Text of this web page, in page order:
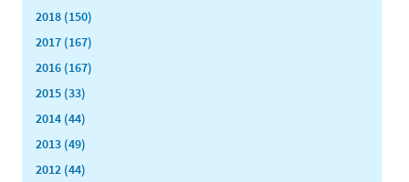
2018 (150)
2017 (167)
2016 (167)
2015 (33)
2014 (44)
2013 (49)
2012 (44)